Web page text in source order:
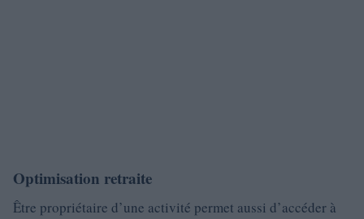
Optimisation retraite
Être propriétaire d’une activité permet aussi d’accéder à